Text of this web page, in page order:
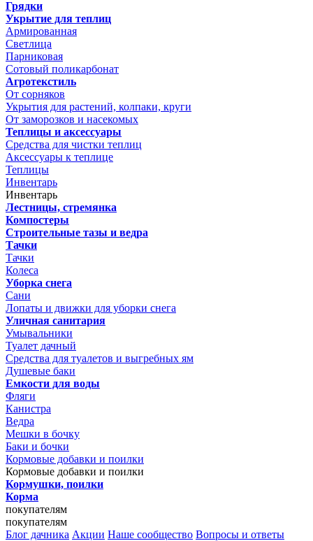
Грядки
Укрытие для теплиц
Армированная
Светлица
Парниковая
Сотовый поликарбонат
Агротекстиль
От сорняков
Укрытия для растений, колпаки, круги
От заморозков и насекомых
Теплицы и аксессуары
Средства для чистки теплиц
Аксессуары к теплице
Теплицы
Инвентарь
Инвентарь
Лестницы, стремянка
Компостеры
Строительные тазы и ведра
Тачки
Тачки
Колеса
Уборка снега
Сани
Лопаты и движки для уборки снега
Уличная санитария
Умывальники
Туалет дачный
Средства для туалетов и выгребных ям
Душевые баки
Емкости для воды
Фляги
Канистра
Ведра
Мешки в бочку
Баки и бочки
Кормовые добавки и поилки
Кормовые добавки и поилки
Кормушки, поилки
Корма
покупателям
покупателям
Блог дачника Акции Наше сообщество Вопросы и ответы